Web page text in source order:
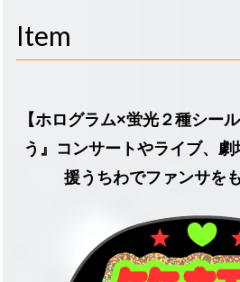
Item
【ホログラム×蛍光２種シー
う』コンサートやライブ、
援うちわでファンサを